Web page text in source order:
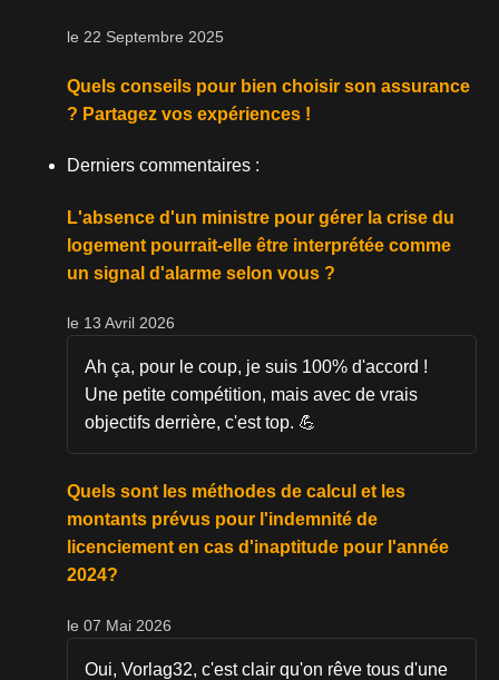
le 22 Septembre 2025
Quels conseils pour bien choisir son assurance
? Partagez vos expériences !
Derniers commentaires :
L'absence d'un ministre pour gérer la crise du
logement pourrait-elle être interprétée comme
un signal d'alarme selon vous ?
le 13 Avril 2026
Ah ça, pour le coup, je suis 100% d'accord !
Une petite compétition, mais avec de vrais
objectifs derrière, c'est top. 💪
Quels sont les méthodes de calcul et les
montants prévus pour l'indemnité de
licenciement en cas d'inaptitude pour l'année
2024?
le 07 Mai 2026
Oui, Vorlag32, c'est clair qu'on rêve tous d'une